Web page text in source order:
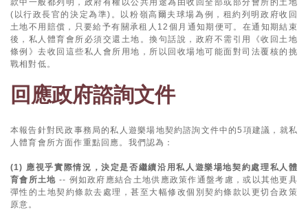
款中一般都列明，政府有權以公共用途為由收回全部或部分會所的土地
(以行政長官的決定為準)。以粉嶺高爾夫球場為例，租約列明政府收回
土地不用賠償，只要給予有關承租人12個月通知期便可。在通知期結束
後，私人體育會所必須交還土地。換句話說，政府不需引用《收回土地
條例》去收回這些私人會所用地，所以回收場地可能面對司法覆核的挑
戰相對低。
回應政府諮詢文件
本報告針對民政事務局的私人遊樂場地契約諮詢文件中的5項建議，就私
人體育會所方面作重點回應。我們認為：
(1) 應視乎實際情況，決定是否繼續沿用私人遊樂場地契約處理私人體
育會所土地 -- 例如政府應結合土地供應政策作通盤考慮，或以其他更具
彈性的土地契約條款去處理，甚至大幅修改個別契約條款以更切合政策
原意。